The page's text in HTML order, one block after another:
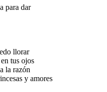
para dar
llorar
tus ojos
la razón
y amores